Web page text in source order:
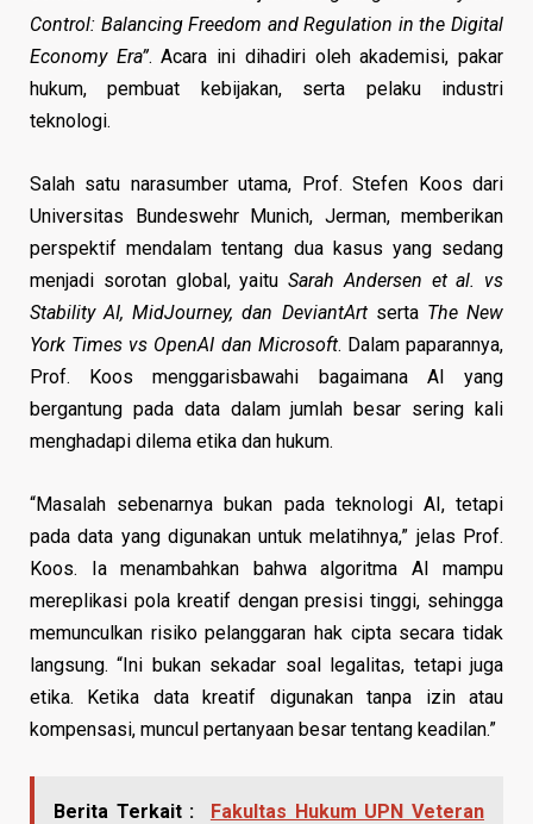
Control: Balancing Freedom and Regulation in the Digital
Economy Era”. Acara ini dihadiri oleh akademisi, pakar
hukum, pembuat kebijakan, serta pelaku industri
teknologi.
Salah satu narasumber utama, Prof. Stefen Koos dari
Universitas Bundeswehr Munich, Jerman, memberikan
perspektif mendalam tentang dua kasus yang sedang
menjadi sorotan global, yaitu Sarah Andersen et al. vs
Stability AI, MidJourney, dan DeviantArtserta The New
York Times vs OpenAI dan Microsoft. Dalam paparannya,
Prof. Koos menggarisbawahi bagaimana AI yang
bergantung pada data dalam jumlah besar sering kali
menghadapi dilema etika dan hukum.
“Masalah sebenarnya bukan pada teknologi AI, tetapi
pada data yang digunakan untuk melatihnya,” jelas Prof.
Koos. Ia menambahkan bahwa algoritma AI mampu
mereplikasi pola kreatif dengan presisi tinggi, sehingga
memunculkan risiko pelanggaran hak cipta secara tidak
langsung. “Ini bukan sekadar soal legalitas, tetapi juga
etika. Ketika data kreatif digunakan tanpa izin atau
kompensasi, muncul pertanyaan besar tentang keadilan.”
Berita Terkait : Fakultas Hukum UPN Veteran